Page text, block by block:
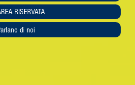
RISERVATA
di noi